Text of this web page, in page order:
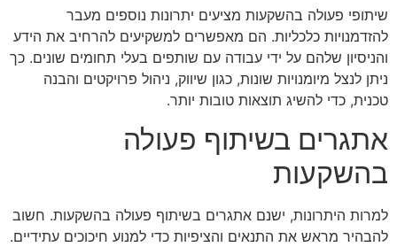
שיתופי פעולה בהשקעות מציעים יתרונות נוספים מעבר
להזדמנויות כלכליות. הם מאפשרים למשקיעים להרחיב את הידע
והניסיון שלהם על ידי עבודה עם שותפים בעלי תחומים שונים. כך
ניתן לנצל מיומנויות שונות, כגון שיווק, ניהול פרויקטים והבנה
טכנית, כדי להשיג תוצאות טובות יותר.
אתגרים בשיתוף פעולה
בהשקעות
למרות היתרונות, ישנם אתגרים בשיתוף פעולה בהשקעות. חשוב
להבהיר מראש את התנאים והציפיות כדי למנוע חיכוכים עתידיים.